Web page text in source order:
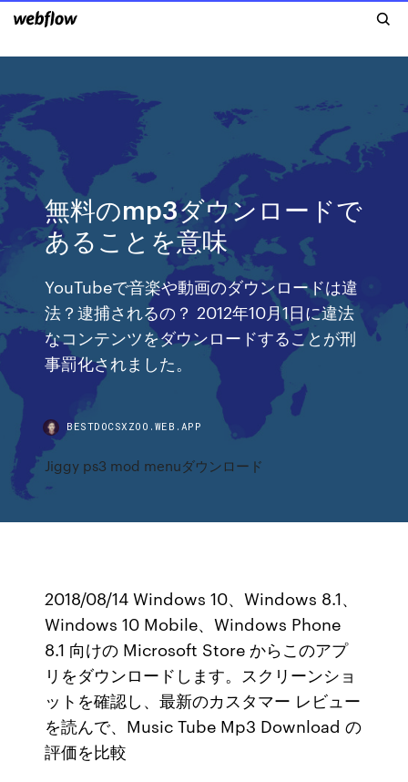
無料のmp3ダウンロードで
あることを意味
YouTubeで音楽や動画のダウンロードは違
法？逮捕されるの？ 2012年10月1日に違法
なコンテンツをダウンロードすることが刑
事罰化されました。
BESTDOCSXZOO.WEB.APP
Jiggy ps3 mod menuダウンロード
2018/08/14 Windows 10、Windows 8.1、
Windows 10 Mobile、Windows Phone
8.1 向けの Microsoft Store からこのアプ
リをダウンロードします。スクリーンショ
ットを確認し、最新のカスタマー レビュー
を読んで、Music Tube Mp3 Download の
評価を比較